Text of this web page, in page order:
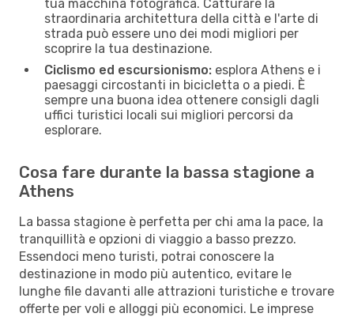
tua macchina fotografica. Catturare la
straordinaria architettura della città e l'arte di
strada può essere uno dei modi migliori per
scoprire la tua destinazione.
Ciclismo ed escursionismo: esplora Athens e i
paesaggi circostanti in bicicletta o a piedi. È
sempre una buona idea ottenere consigli dagli
uffici turistici locali sui migliori percorsi da
esplorare.
Cosa fare durante la bassa stagione a
Athens
La bassa stagione è perfetta per chi ama la pace, la
tranquillità e opzioni di viaggio a basso prezzo.
Essendoci meno turisti, potrai conoscere la
destinazione in modo più autentico, evitare le
lunghe file davanti alle attrazioni turistiche e trovare
offerte per voli e alloggi più economici. Le imprese